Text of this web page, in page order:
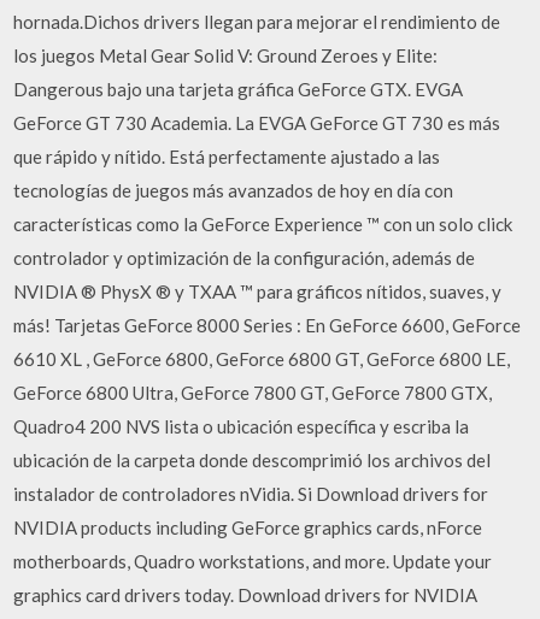
hornada.Dichos drivers llegan para mejorar el rendimiento de
los juegos Metal Gear Solid V: Ground Zeroes y Elite:
Dangerous bajo una tarjeta gráfica GeForce GTX. EVGA
GeForce GT 730 Academia. La EVGA GeForce GT 730 es más
que rápido y nítido. Está perfectamente ajustado a las
tecnologías de juegos más avanzados de hoy en día con
características como la GeForce Experience ™ con un solo click
controlador y optimización de la configuración, además de
NVIDIA ® PhysX ® y TXAA ™ para gráficos nítidos, suaves, y
más! Tarjetas GeForce 8000 Series : En GeForce 6600, GeForce
6610 XL , GeForce 6800, GeForce 6800 GT, GeForce 6800 LE,
GeForce 6800 Ultra, GeForce 7800 GT, GeForce 7800 GTX,
Quadro4 200 NVS lista o ubicación específica y escriba la
ubicación de la carpeta donde descomprimió los archivos del
instalador de controladores nVidia. Si Download drivers for
NVIDIA products including GeForce graphics cards, nForce
motherboards, Quadro workstations, and more. Update your
graphics card drivers today. Download drivers for NVIDIA